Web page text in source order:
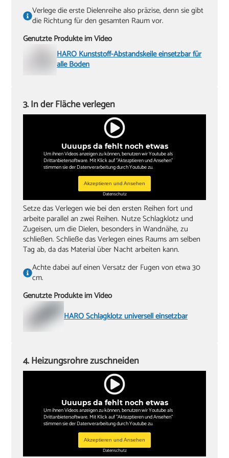
Verlege die erste Dielenreihe also präzise, denn sie gibt
die Richtung für den gesamten Raum vor.
Genutzte Produkte im Video
HARO Kunststoff-Abstandskeile einsetzbar für
alle Böden
Uuuups da fehlt noch etwas
Um ihnen Videos anzeigen zu können, benutzen wir Youtube als
Drittanbietersoftware. Mit Klick auf "Aktezptieren und Ansehen"
stimmen sie der Datenverarbeitung durch Youtube zu.
Akzeptieren und Ansehen
Datenschutz
3. In der Fläche verlegen
Setze das Verlegen wie bei den ersten Reihen fort und
arbeite parallel an zwei Reihen. Nutze Schlagklotz und
Zugeisen, um die Dielen, besonders in Wandnähe, zu
schließen. Schließe das Verlegen eines Raums am selben
Tag ab, da das Material über Nacht arbeiten kann.
Achte dabei auf einen Versatz der Fugen von etwa 30
cm.
Genutzte Produkte im Video
HARO Schlagklotz universell einsetzbar
Uuuups da fehlt noch etwas
Um ihnen Videos anzeigen zu können, benutzen wir Youtube als
Drittanbietersoftware. Mit Klick auf "Aktezptieren und Ansehen"
stimmen sie der Datenverarbeitung durch Youtube zu.
Akzeptieren und Ansehen
Datenschutz
4. Heizungsrohre zuschneiden